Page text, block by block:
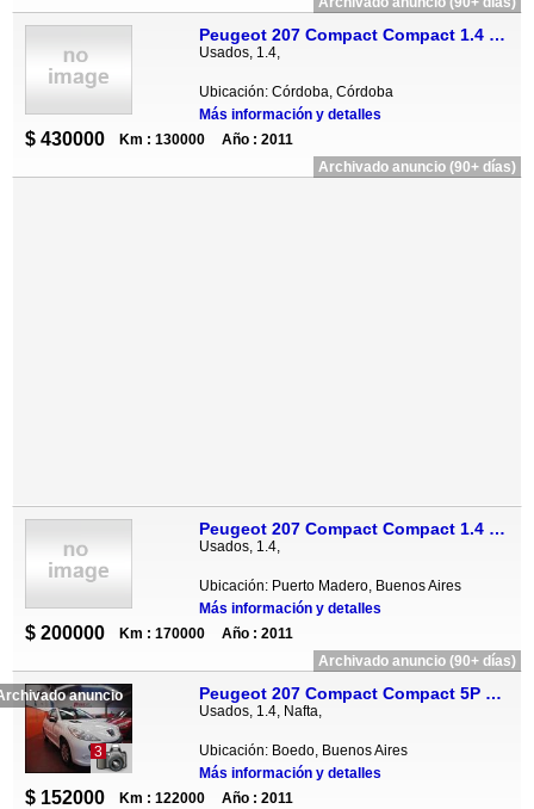
Peugeot 207 Compact Compact 1.4 HDi Feline 5P
Usados, 1.4,
Ubicación: Córdoba, Córdoba
Más información y detalles
$ 430000 Km : 130000
Año : 2011
Archivado anuncio (90+ días)
Peugeot 207 Compact Compact 1.4 HDi XS 5P
Usados, 1.4,
Ubicación: Puerto Madero, Buenos Aires
Más información y detalles
$ 200000 Km : 170000
Año : 2011
Archivado anuncio (90+ días)
anuncio
3
Peugeot 207 Compact Compact 5P 1.4 Nafta Allure (75cv)
Usados, 1.4, Nafta,
Ubicación: Boedo, Buenos Aires
Más información y detalles
$ 152000 Km : 122000
Año : 2011